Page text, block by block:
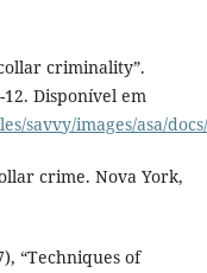
criminality”.
Disponível em
savvy/images/asa/
crime. Nova York,
“Techniques of